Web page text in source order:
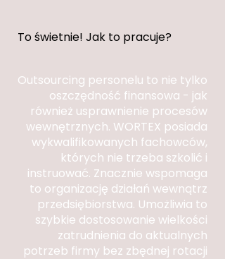
To świetnie! Jak to pracuje?
Outsourcing personelu to nie tylko
oszczędność finansowa - jak
również usprawnienie procesów
wewnętrznych. WORTEX posiada
wykwalifikowanych fachowców,
których nie trzeba szkolić i
instruować. Znacznie wspomaga
to organizację działań wewnątrz
przedsiębiorstwa. Umożliwia to
szybkie dostosowanie wielkości
zatrudnienia do aktualnych
potrzeb firmy bez zbędnej rotacji